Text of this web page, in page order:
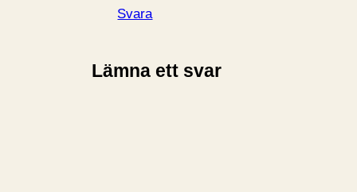
Svara
Lämna ett svar